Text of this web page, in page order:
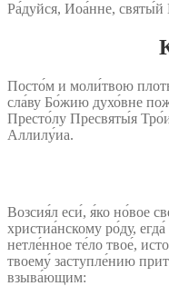
Ра́дуйся, Иоа́нне,
Посто́м и моли́твою
сла́ву Бо́жию духо́вне
Престо́лу Пресвяты́я
Аллилу́иа.
Возсия́л еси́, я́ко но́вое
христиа́нскому ро́ду,
нетле́нное те́ло твое́,
твоему́ заступле́нию
взыва́ющим: